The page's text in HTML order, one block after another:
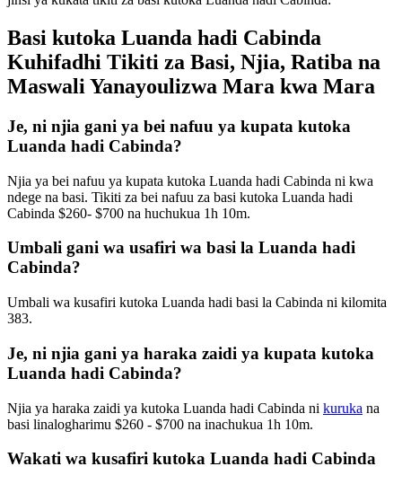
Basi kutoka Luanda hadi Cabinda
Kuhifadhi Tikiti za Basi, Njia, Ratiba na
Maswali Yanayoulizwa Mara kwa Mara
Je, ni njia gani ya bei nafuu ya kupata kutoka
Luanda hadi Cabinda?
Njia ya bei nafuu ya kupata kutoka Luanda hadi Cabinda ni kwa
ndege na basi. Tikiti za bei nafuu za basi kutoka Luanda hadi
Cabinda $260- $700 na huchukua 1h 10m.
Umbali gani wa usafiri wa basi la Luanda hadi
Cabinda?
Umbali wa kusafiri kutoka Luanda hadi basi la Cabinda ni kilomita
383.
Je, ni njia gani ya haraka zaidi ya kupata kutoka
Luanda hadi Cabinda?
Njia ya haraka zaidi ya kutoka Luanda hadi Cabinda ni kuruka na
basi linalogharimu $260 - $700 na inachukua 1h 10m.
Wakati wa kusafiri kutoka Luanda hadi Cabinda